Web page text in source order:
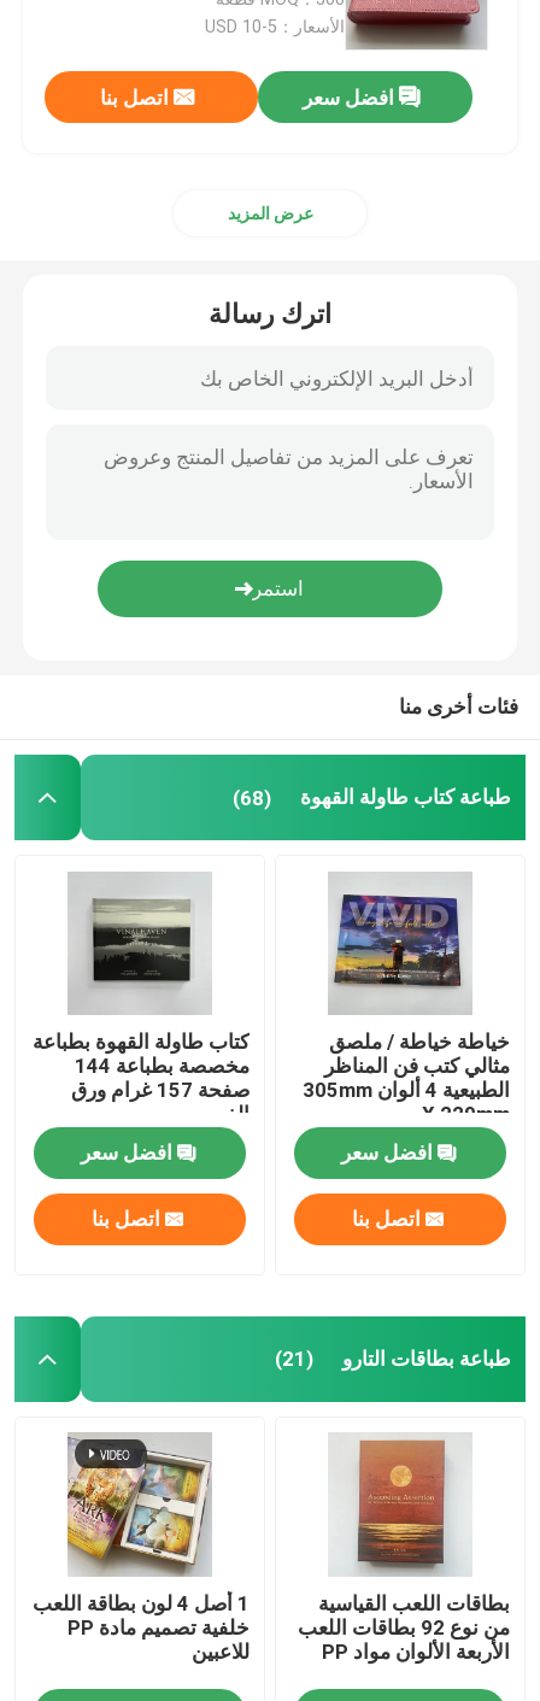
طباعة كتاب فني غلاف فني
خدمات طباعة التقويمات
طباعة الكتب الملونة
طباعة الكتاب المقدس حسب الطلب
الأسعار：5-10 USD
افضل سعر اتصل بنا
عرض المزيد
اترك رسالة
فئات أخرى منا
طباعة كتاب طاولة القهوة (68)
خياطة خياطة / ملصق
مثالي كتب فن المناظر
الطبيعية 4 ألوان 305mm
X 229mm
افضل سعر
اتصل بنا
كتاب طاولة القهوة بطباعة
مخصصة بطباعة 144
صفحة 157 غرام ورق
الفن
افضل سعر
اتصل بنا
طباعة بطاقات التارو (21)
بطاقات اللعب القياسية
من نوع 92 بطاقات اللعب
الأربعة الألوان مواد PP
1 أصل 4 لون بطاقة اللعب
خلفية تصميم مادة PP
للاعبين